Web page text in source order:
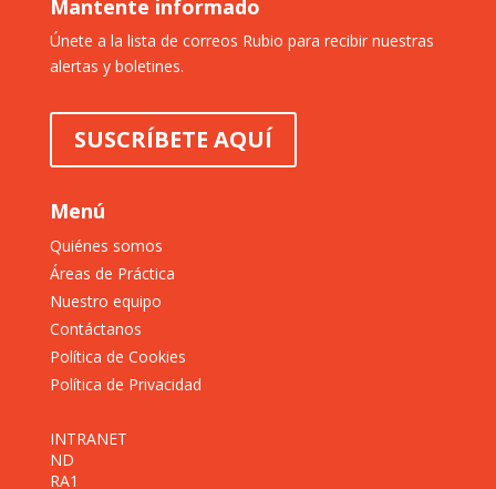
Mantente informado
Únete a la lista de correos Rubio para recibir nuestras
alertas y boletines.
SUSCRÍBETE AQUÍ
Menú
Quiénes somos
Áreas de Práctica
Nuestro equipo
Contáctanos
Política de Cookies
Política de Privacidad
INTRANET
ND
RA1